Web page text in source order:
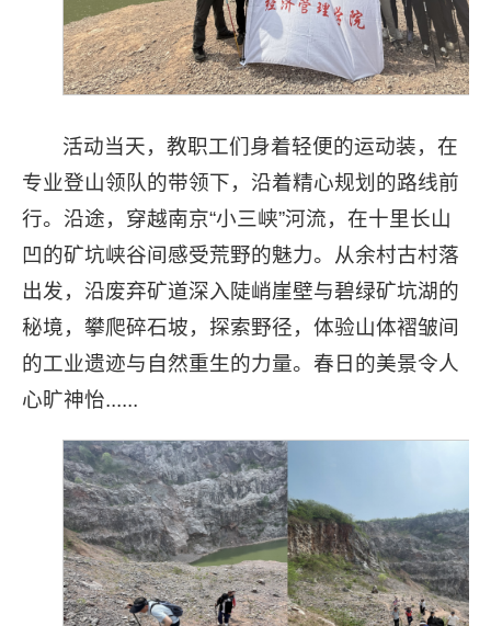
活动当天，教职工们身着轻便的运动装，在
专业登山领队的带领下，沿着精心规划的路线前
行。沿途，穿越南京“小三峡”河流，在十里长山
凹的矿坑峡谷间感受荒野的魅力。从余村古村落
出发，沿废弃矿道深入陡峭崖壁与碧绿矿坑湖的
秘境，攀爬碎石坡，探索野径，体验山体褶皱间
的工业遗迹与自然重生的力量。春日的美景令人
心旷神怡......